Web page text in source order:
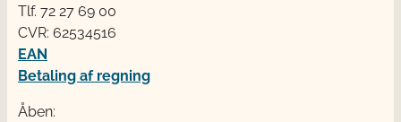
Tlf. 72 2​​​7 69 00
CVR: 62534516
EAN
Betaling af regning
Åben: